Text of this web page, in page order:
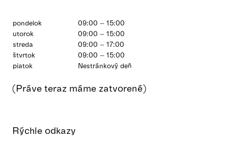
Rýchle odkazy
pondelok
09:00 – 15:00
utorok
09:00 – 15:00
streda
09:00 – 17:00
štvrtok
09:00 – 15:00
piatok
Nestránkový deň
(Práve teraz máme zatvorené)